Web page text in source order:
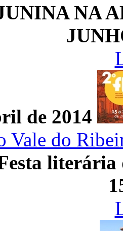
NA
de 2014
Vale do
literária